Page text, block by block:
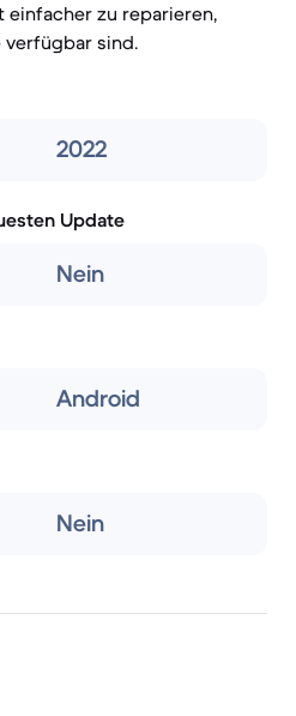
zu reparieren,
sind.
2022
Update
Nein
Android
Nein